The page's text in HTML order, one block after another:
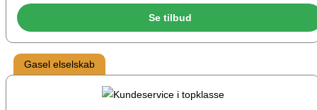
Se tilbud
Gasel elselskab